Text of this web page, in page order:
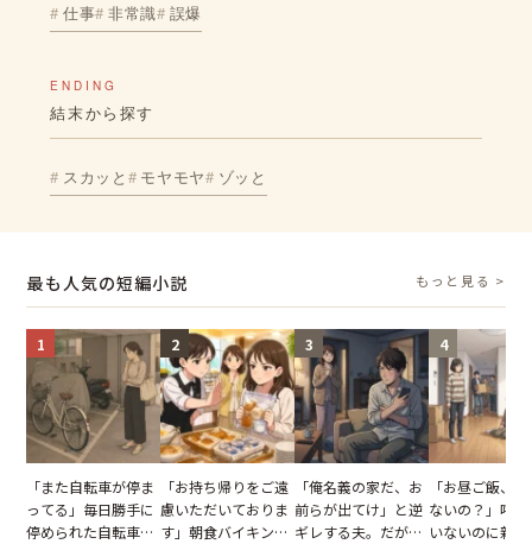
仕事 非常識 誤爆
ENDING
結末から探す
スカッと モヤモヤ ゾッと
最も人気の短編小説 もっと見る >
1
「また自転車が停ま
ってる」毎日勝手に
停められた自転車。
2
「お持ち帰りをご遠
慮いただいておりま
す」朝食バイキング
3
「俺名義の家だ、お
前らが出てけ」と逆
ギレする夫。だが、
4
「お昼ご飯、
ないの？」呼
いないのに新